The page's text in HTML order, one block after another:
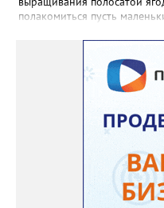
полакомиться пусть
«Златоуст.инфо» садовод. –
называемых северных
(он жёлтый и, говорят,
кило вызрел. Чтобы не
полосатиков в сетках из-
подкармливаю. Не
бахчеводы из южных
землячке: арбуз будет
пропадет матовость
норма зрелости для
размером с грецкий орех.
людей и причину своих